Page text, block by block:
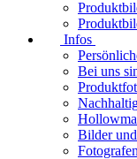
Infos
Bei uns
Bilder